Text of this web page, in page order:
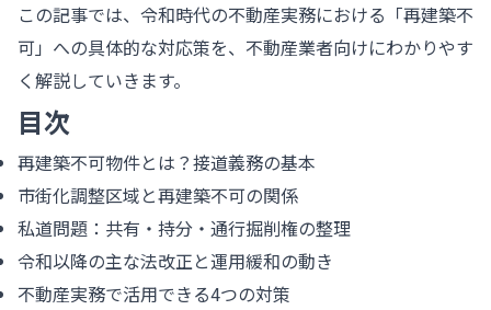
この記事では、令和時代の不動産実務における「再建築不
可」への具体的な対応策を、不動産業者向けにわかりやす
く解説していきます。
目次
再建築不可物件とは？接道義務の基本
市街化調整区域と再建築不可の関係
私道問題：共有・持分・通行掘削権の整理
令和以降の主な法改正と運用緩和の動き
不動産実務で活用できる4つの対策